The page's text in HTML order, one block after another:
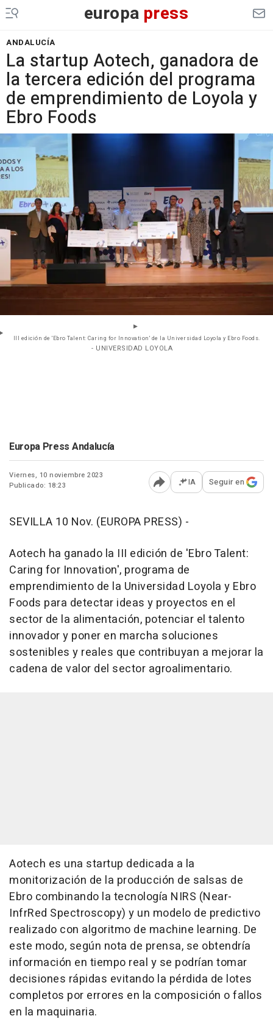
europa press
ANDALUCÍA
La startup Aotech, ganadora de
la tercera edición del programa
de emprendimiento de Loyola y
Ebro Foods
III edición de 'Ebro Talent: Caring for Innovation' de la Universidad Loyola y Ebro Foods.
- UNIVERSIDAD LOYOLA
Europa Press Andalucía
Viernes, 10 noviembre 2023
Publicado: 18:23
Abrir opciones para
IA Seguir en
SEVILLA 10 Nov. (EUROPA PRESS) -
Aotech ha ganado la III edición de 'Ebro Talent:
Caring for Innovation', programa de
emprendimiento de la Universidad Loyola y Ebro
Foods para detectar ideas y proyectos en el
sector de la alimentación, potenciar el talento
innovador y poner en marcha soluciones
sostenibles y reales que contribuyan a mejorar la
cadena de valor del sector agroalimentario.
Aotech es una startup dedicada a la
monitorización de la producción de salsas de
Ebro combinando la tecnología NIRS (Near-
InfrRed Spectroscopy) y un modelo de predictivo
realizado con algoritmo de machine learning. De
este modo, según nota de prensa, se obtendría
información en tiempo real y se podrían tomar
decisiones rápidas evitando la pérdida de lotes
completos por errores en la composición o fallos
en la maquinaria.